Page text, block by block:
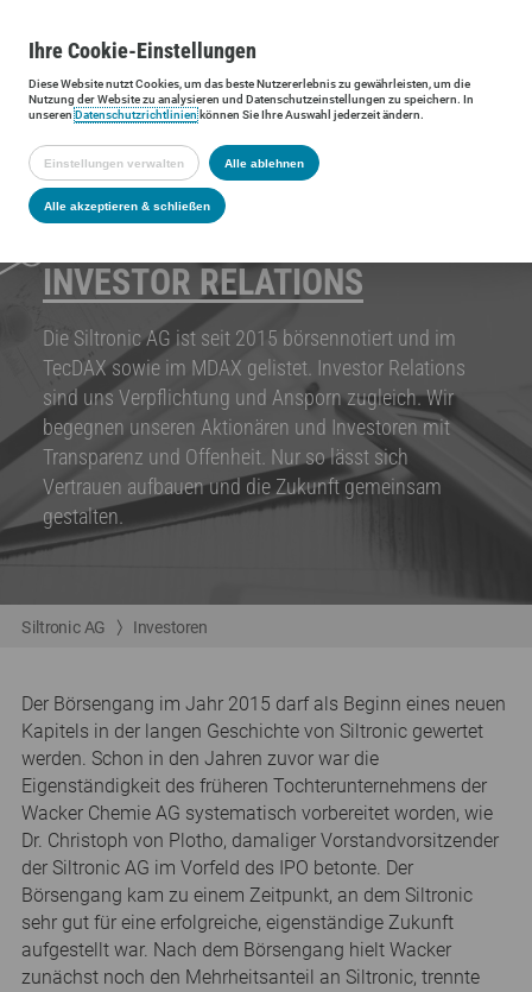
INVESTOR RELATIONS
Die Siltronic AG ist seit 2015 börsennotiert und im
TecDAX sowie im MDAX gelistet. Investor Relations
sind uns Verpflichtung und Ansporn zugleich. Wir
begegnen unseren Aktionären und Investoren mit
Transparenz und Offenheit. Nur so lässt sich
Vertrauen aufbauen und die Zukunft gemeinsam
gestalten.
Siltronic AG Investoren
Der Börsengang im Jahr 2015 darf als Beginn eines neuen
Kapitels in der langen Geschichte von Siltronic gewertet
werden. Schon in den Jahren zuvor war die
Eigenständigkeit des früheren Tochterunternehmens der
Wacker Chemie AG systematisch vorbereitet worden, wie
Dr. Christoph von Plotho, damaliger Vorstandvorsitzender
der Siltronic AG im Vorfeld des IPO betonte. Der
Börsengang kam zu einem Zeitpunkt, an dem Siltronic
sehr gut für eine erfolgreiche, eigenständige Zukunft
aufgestellt war. Nach dem Börsengang hielt Wacker
zunächst noch den Mehrheitsanteil an Siltronic, trennte
IhreCookie-Einstellungen
DieseWebsitenutzt Cookies, um das beste Nutzererlebnis zu gewährleisten, um die
Nutzung derWebsitezu analysieren und Datenschutzeinstellungen zu speichern. In
unserenDatenschutzrichtlinienkönnen Sie Ihre Auswahl jederzeit ändern.
Einstellungen verwalten Alle ablehnen
Alle akzeptieren & schließen